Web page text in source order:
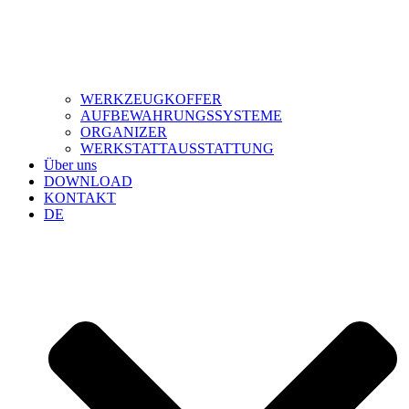
WERKZEUGKOFFER
AUFBEWAHRUNGSSYSTEME
ORGANIZER
WERKSTATTAUSSTATTUNG
Über uns
DOWNLOAD
KONTAKT
DE